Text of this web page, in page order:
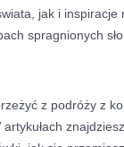
jak i inspiracje
spragnionych
z podróży z